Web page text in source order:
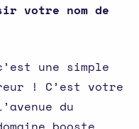
votre nom de
une simple
! C’est votre
du